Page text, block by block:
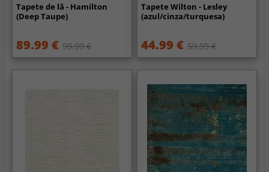
Tapete de lã - Hamilton
(Deep Taupe)
89.99 € 99.99 €
Tapete Wilton - Lesley
(azul/cinza/turquesa)
44.99 € 59.99 €